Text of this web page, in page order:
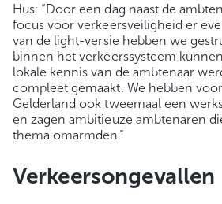
Hus: “Door een dag naast de
focus voor verkeersveiligheid er
van de light-versie hebben we
binnen het verkeerssysteem
lokale kennis van de ambtenaar
compleet gemaakt. We hebben
Gelderland ook tweemaal een
en zagen ambitieuze ambtenaren
thema omarmden.”
Verkeersongevallen